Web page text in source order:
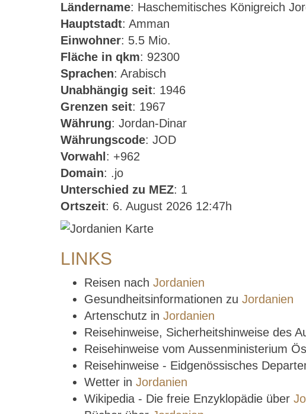
Ländername: Haschemitisches Königreich
Hauptstadt: Amman
Einwohner: 5.5 Mio.
Fläche in qkm: 92300
Sprachen: Arabisch
Unabhängig seit: 1946
Grenzen seit: 1967
Währung: Jordan-Dinar
Währungscode: JOD
Vorwahl : +962
Domain: .jo
Unterschied zu MEZ: 1
Ortszeit: 6. August 2026 12:47h
LINKS
Reisen nach Jordanien
Gesundheitsinformationen zu Jordanien
Artenschutz in Jordanien
Reisehinweise, Sicherheitshinweise des
Reisehinweise vom Aussenministerium
Reisehinweise - Eidgenössisches
Wetter in Jordanien
Wikipedia - Die freie Enzyklopädie über